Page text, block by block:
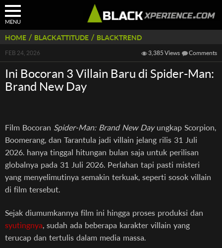
MENU
HOME / BLACKATTITUDE / BLACKTREND
FEB 24, 2026 3,385 Views Comments
Ini Bocoran 3 Villain Baru di Spider-Man:
Brand New Day
Film Bocoran Spider-Man: Brand New Dayungkap Scorpion,
Boomerang, dan Tarantula jadi villain jelang rilis 31 Juli
2026. hanya tinggal hitungan bulan saja untuk perilisan
globalnya pada 31 Juli 2026. Perlahan tapi pasti misteri
yang menyelimutinya semakin terkuak, seperti sosok villain
di film tersebut.
Sejak diumumkannya film ini hingga proses produksi dan
syutingnya, sudah ada beberapa karakter villain yang
terucap dan tertulis dalam media massa.